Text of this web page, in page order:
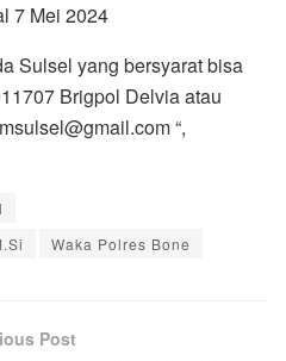
7 Mei 2024
Sulsel yang bersyarat bisa
Brigpol Delvia atau
“,
Waka Polres Bone
Post